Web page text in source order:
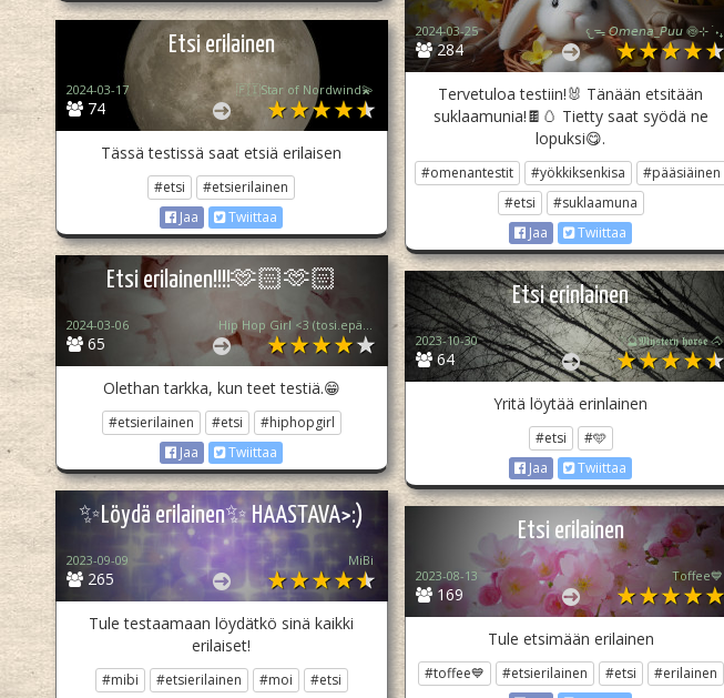
284
2024-03-25 𐔌ᯓ 𝘖𝘮𝘦𝘯𝘢_𝘗𝘶𝘶 🍥⊹ ࣪ ˖₊
Tervetuloa testiin!🐰 Tänään etsitään
suklaamunia!🍫🥚 Tietty saat syödä ne
lopuksi😋.
#omenantestit #yökkiksenkisa
#pääsiäinen
#etsi
#suklaamuna
Jaa
Twiittaa
Etsi erilainen
74
2024-03-17 🇫🇮Star of Nordwind💫
Tässä testissä saat etsiä erilaisen
#etsi
#etsierilainen
Jaa
Twiittaa
Etsi erilainen!!!!🫶🏻🫶🏻
65
2024-03-06 Hip Hop Girl <3 (tosi.epä.akti)
Olethan tarkka, kun teet testiä.😁
#etsierilainen #etsi
#hiphopgirl
Jaa
Twiittaa
Etsi erinlainen
64
2023-10-30 ❔🔮𝕸𝖞𝖘𝖙𝖊𝖗𝖞 𝖍𝖔𝖗𝖘𝖊 🐴
Yritä löytää erinlainen
#etsi
#🩵
Jaa
Twiittaa
✨Löydä erilainen✨ HAASTAVA>:)
265
2023-09-09 MiBi
Tule testaamaan löydätkö sinä kaikki
erilaiset!
#mibi #etsierilainen #moi #etsi
Etsi erilainen
169
2023-08-13 Toffee💙
Tule etsimään erilainen
#toffee💙 #etsierilainen #etsi
#erilainen